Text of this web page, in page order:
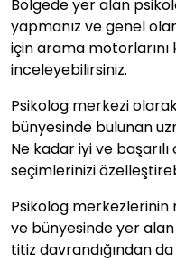
Bölgede yer alan
yapmanız ve genel
için arama motorlarını
inceleyebilirsiniz.
Psikolog merkezi
bünyesinde bulunan
Ne kadar iyi ve
seçimlerinizi
Psikolog
ve bünyesinde yer
titiz davrandığından